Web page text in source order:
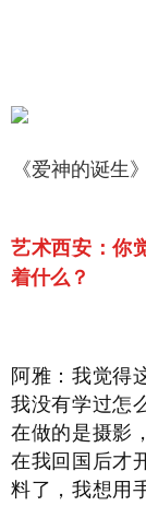
《爱神的诞生
艺术西安：你
着什么？
阿雅：我觉得
我没有学过怎
在做的是摄影
在我回国后才
料了，我想用